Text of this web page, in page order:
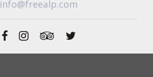
info@freealp.com